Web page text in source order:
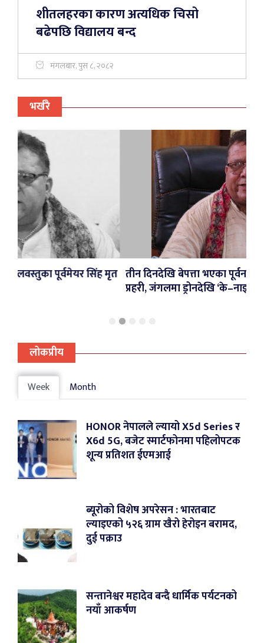
शीतलहरका कारण अत्यधिक चिसो
बढेपछि विद्यालय बन्द
मंगलबार, पुस ८, २०८२
भर्खरै
सिंह मृत तीन दिनदेखि बेपत्ता भएका पूर्वनगरप्रमुख सिंहको
प्रहरी, जंगलमा ड्रोनदेखि ‘के–नाइन’सम्म परिचालन
लोकप्रीय
Week Month
HONOR नेपालले ल्यायो X5d Series र
X6d 5G, बजेट स्मार्टफोनमा पहिलोपटक
शून्य प्रतिशत ईएमआई
ब्यूरोको विशेष अपरेसन : भारतबाट
ल्याइएको ५२६ ग्राम खैरो हेरोइन बरामद,
दुई पक्राउ
सन्तानेश्वर महादेव बन्दै धार्मिक पर्यटनको
नयाँ आकर्षण